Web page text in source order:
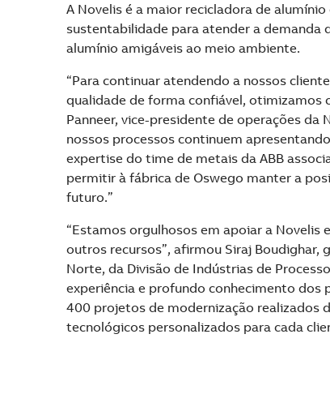
A Novelis é a maior recicladora de
sustentabilidade para atender a demanda
alumínio amigáveis ao meio ambiente.
“Para continuar atendendo a nossos
qualidade de forma confiável, otimizamos
Panneer, vice-presidente de operações da
nossos processos continuem
expertise do time de metais da ABB
permitir à fábrica de Oswego manter a
futuro.”
“Estamos orgulhosos em apoiar a Novelis
outros recursos”, afirmou Siraj Boudighar,
Norte, da Divisão de Indústrias de
experiência e profundo conhecimento
400 projetos de modernização realizados
tecnológicos personalizados para cada